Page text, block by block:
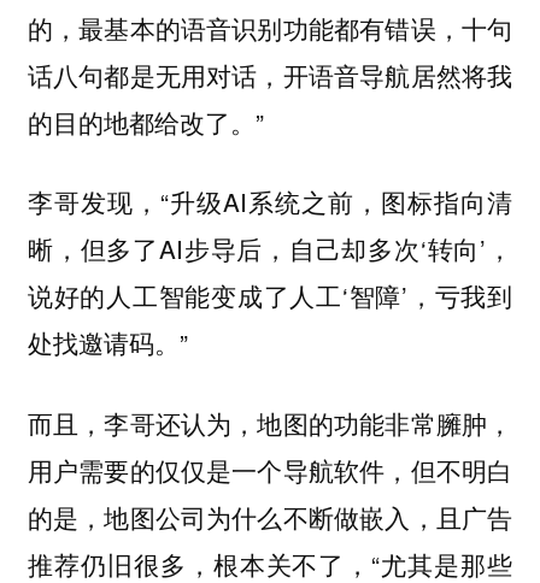
的，最基本的语音识别功能都有错误，十句
话八句都是无用对话，开语音导航居然将我
的目的地都给改了。”
李哥发现，“升级AI系统之前，图标指向清
晰，但多了AI步导后，自己却多次‘转向’，
说好的人工智能变成了人工‘智障’，亏我到
处找邀请码。”
而且，李哥还认为，地图的功能非常臃肿，
用户需要的仅仅是一个导航软件，但不明白
的是，地图公司为什么不断做嵌入，且广告
推荐仍旧很多，根本关不了，“尤其是那些